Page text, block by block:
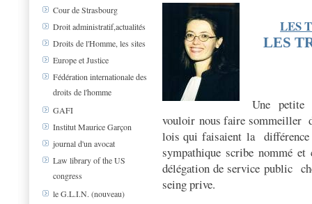
Cour de Strasbourg
Droit administratif,actualités
Droits de l'Homme, les sites
Europe et Justice
Fédération internationale des
droits de l'homme
GAFI
Institut Maurice Garçon
journal d'un avocat
Law library of the US
congress
le G.L.I.N. (nouveau)
LES
LES
Une petite
vouloir nous faire sommeiller
lois qui faisaient la
sympathique scribe nommé
délégation de service public
seing prive.